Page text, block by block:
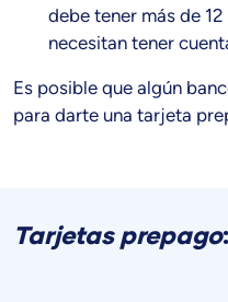
debe tener más de
necesitan tener
Es posible que algún
para darte una tarjeta
Tarjetas prepago